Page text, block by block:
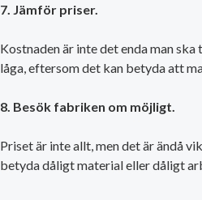
7. Jämför priser.
Kostnaden är inte det enda man
låga, eftersom det kan betyda att
8. Besök fabriken om möjligt.
Priset är inte allt, men det är ändå
betyda dåligt material eller dåligt